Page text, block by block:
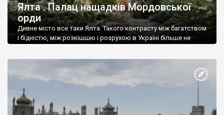
Ялта . Палац нащадків Мордовської
орди
Дивне місто все таки Ялта. Такого контрасту між багатством
і бідністю, між розкішшю і розрухою в Україні більше не